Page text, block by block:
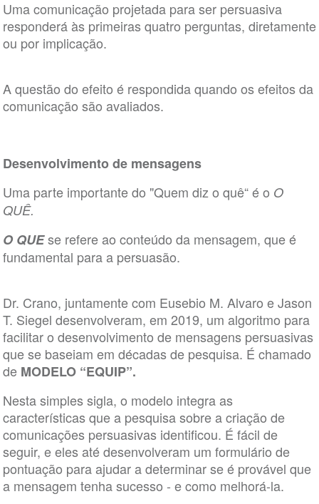
Uma comunicação projetada para ser persuasiva
responderá às primeiras quatro perguntas, diretamente
ou por implicação.
A questão do efeito é respondida quando os efeitos da
comunicação são avaliados.
Desenvolvimento de mensagens
Uma parte importante do "Quem diz o quê“ é o O
QUÊ.
O QUEse refere ao conteúdo da mensagem, que é
fundamental para a persuasão.
Dr. Crano, juntamente com Eusebio M. Alvaro e Jason
T. Siegel desenvolveram, em 2019, um algoritmo para
facilitar o desenvolvimento de mensagens persuasivas
que se baseiam em décadas de pesquisa. É chamado
de MODELO “EQUIP”.
Nesta simples sigla, o modelo integra as
características que a pesquisa sobre a criação de
comunicações persuasivas identificou. É fácil de
seguir, e eles até desenvolveram um formulário de
pontuação para ajudar a determinar se é provável que
a mensagem tenha sucesso - e como melhorá-la.